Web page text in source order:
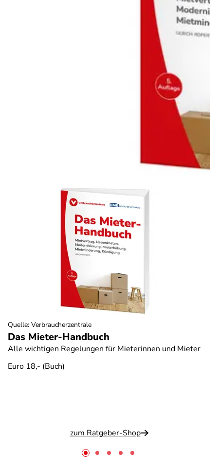
Das Mieter-Handbuch
Alle wichtigen Regelungen für Mieterinnen und Mieter
Euro 18,- (Buch)
zum Ratgeber-Shop
Quelle: Verbraucherzentrale